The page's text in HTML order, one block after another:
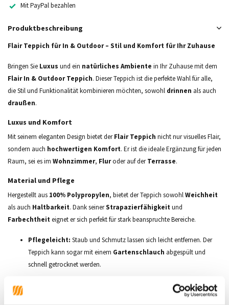
Nicht auf Lager
Mit PayPal bezahlen
Produktbeschreibung
Flair Teppich für In & Outdoor – Stil und Komfort für Ihr Zuhause
Bringen Sie Luxus und ein natürliches Ambiente in Ihr Zuhause mit dem
Flair In & Outdoor Teppich. Dieser Teppich ist die perfekte Wahl für alle,
die Stil und Funktionalität kombinieren möchten, sowohl drinnen als auch
draußen.
Luxus und Komfort
Mit seinem eleganten Design bietet derFlair Teppich nicht nur visuelles Flair,
sondern auch hochwertigen Komfort. Er ist die ideale Ergänzung für jeden
Raum, sei es im Wohnzimmer, Fluroder auf derTerrasse.
Material und Pflege
Hergestellt aus 100% Polypropylen, bietet der Teppich sowohlWeichheit
als auch Haltbarkeit. Dank seinerStrapazierfähigkeitund
Farbechtheiteignet er sich perfekt für stark beanspruchte Bereiche.
Pflegeleicht: Staub und Schmutz lassen sich leicht entfernen. Der
Teppich kann sogar mit einem Gartenschlauch abgespült und
schnell getrocknet werden.
Perfekte Dicke
Mit einer niedrigflorig